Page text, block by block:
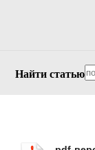
Найти статью